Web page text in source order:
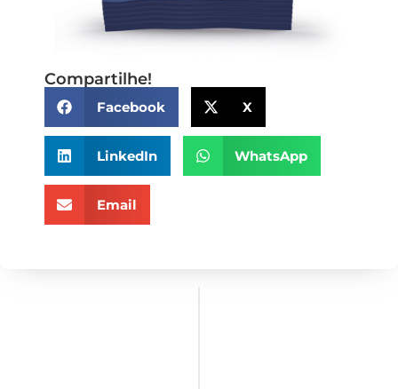
Compartilhe!
Facebook X
LinkedIn WhatsApp
Email